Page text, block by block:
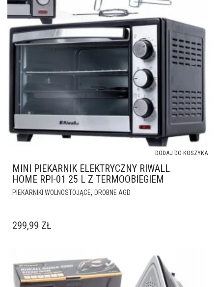
MINI PIEKARNIK ELEKTRYCZNY RIWALL
HOME RPI-01 25 L Z TERMOOBIEGIEM
PIEKARNIKI WOLNOSTOJĄCE, DROBNE AGD
DODAJ DO KOSZYKA
299,99 ZŁ